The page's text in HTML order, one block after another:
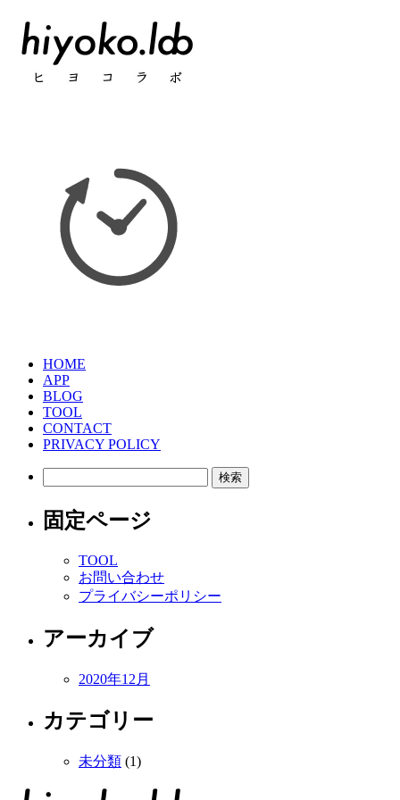
HOME
APP
BLOG
TOOL
CONTACT
PRIVACY POLICY
固定ページ
TOOL
お問い合わせ
プライバシーポリシー
アーカイブ
2020年12月
カテゴリー
未分類 (1)